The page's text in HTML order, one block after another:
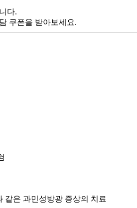
다.
쿠폰을 받아보세요.
같은 과민성방광 증상의 치료